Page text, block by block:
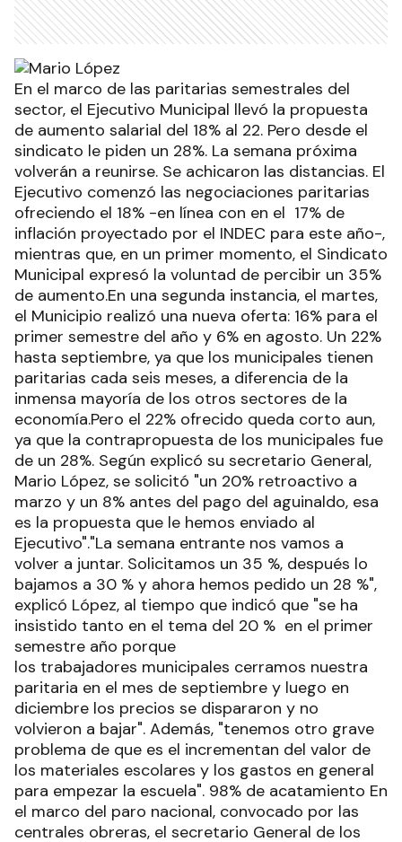
En el marco de las paritarias semestrales del
sector, el Ejecutivo Municipal llevó la propuesta
de aumento salarial del 18% al 22. Pero desde el
sindicato le piden un 28%. La semana próxima
volverán a reunirse. Se achicaron las distancias. El
Ejecutivo comenzó las negociaciones paritarias
ofreciendo el 18% -en línea con en el 17% de
inflación proyectado por el INDEC para este año-,
mientras que, en un primer momento, el Sindicato
Municipal expresó la voluntad de percibir un 35%
de aumento.En una segunda instancia, el martes,
el Municipio realizó una nueva oferta: 16% para el
primer semestre del año y 6% en agosto. Un 22%
hasta septiembre, ya que los municipales tienen
paritarias cada seis meses, a diferencia de la
inmensa mayoría de los otros sectores de la
economía.Pero el 22% ofrecido queda corto aun,
ya que la contrapropuesta de los municipales fue
de un 28%. Según explicó su secretario General,
Mario López, se solicitó "un 20% retroactivo a
marzo y un 8% antes del pago del aguinaldo, esa
es la propuesta que le hemos enviado al
Ejecutivo"."La semana entrante nos vamos a
volver a juntar. Solicitamos un 35 %, después lo
bajamos a 30 % y ahora hemos pedido un 28 %",
explicó López, al tiempo que indicó que "se ha
insistido tanto en el tema del 20 % en el primer
semestre año porque
los trabajadores municipales cerramos nuestra
paritaria en el mes de septiembre y luego en
diciembre los precios se dispararon y no
volvieron a bajar". Además, "tenemos otro grave
problema de que es el incrementan del valor de
los materiales escolares y los gastos en general
para empezar la escuela". 98% de acatamiento En
el marco del paro nacional, convocado por las
centrales obreras, el secretario General de los